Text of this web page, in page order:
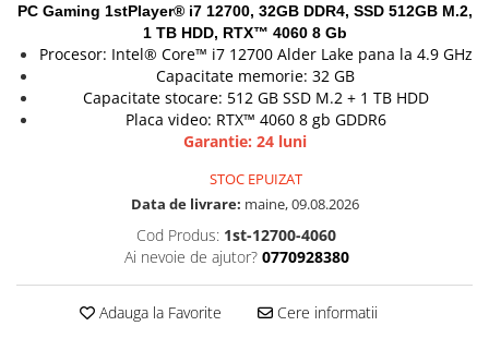
Calculatoare All-in-One NOI
All-in-One REFURBISHED
Calculatoare All-in-One RENEW
Componente All-in-One
PC Gaming 1stPlayer® i7 12700, 32GB DDR4, SSD 512GB M.2,
1 TB HDD, RTX™ 4060 8 Gb
Procesor: Intel® Core™ i7 12700 Alder Lake pana la 4.9 GHz
Capacitate memorie: 32 GB
Capacitate stocare: 512 GB SSD M.2 + 1 TB HDD
Placa video: RTX™ 4060 8 gb GDDR6
Garantie: 24 luni
STOC EPUIZAT
Data de livrare: maine, 09.08.2026
Cod Produs: 1st-12700-4060
Ai nevoie de ajutor? 0770928380
Adauga la Favorite Cere informatii